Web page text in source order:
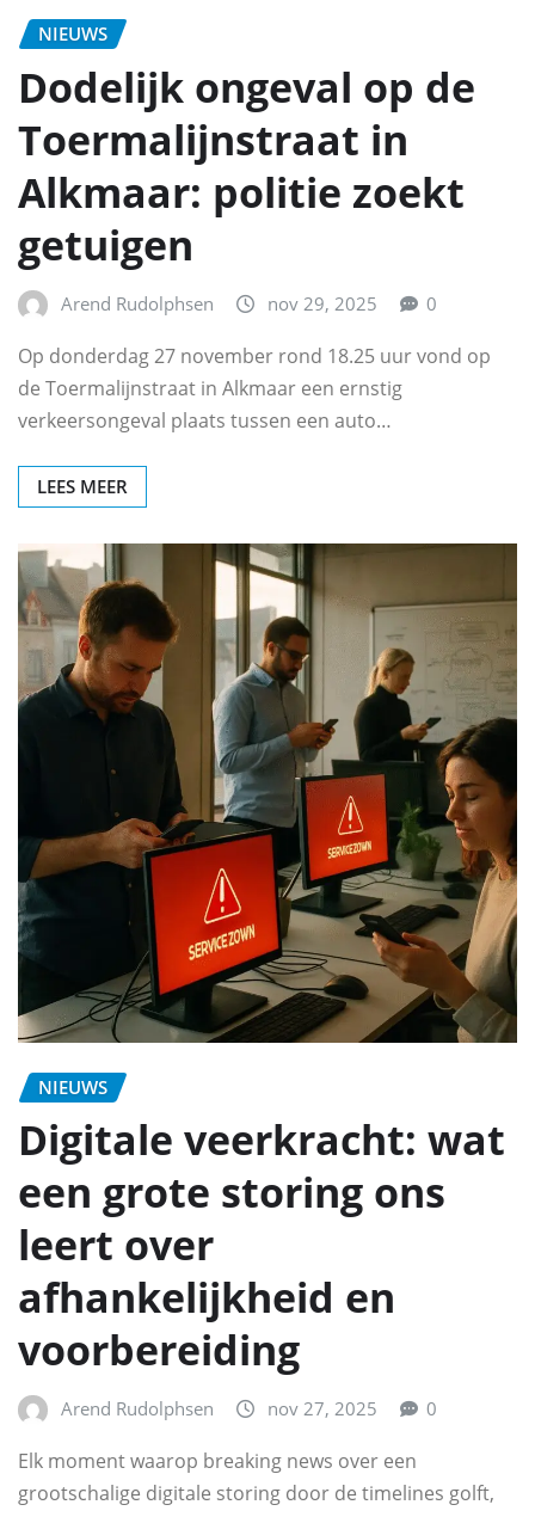
NIEUWS
Dodelijk ongeval op de
Toermalijnstraat in
Alkmaar: politie zoekt
getuigen
Arend Rudolphsen nov 29, 2025 0
Op donderdag 27 november rond 18.25 uur vond op
de Toermalijnstraat in Alkmaar een ernstig
verkeersongeval plaats tussen een auto…
LEES MEER
NIEUWS
Digitale veerkracht: wat
een grote storing ons
leert over
afhankelijkheid en
voorbereiding
Arend Rudolphsen nov 27, 2025 0
Elk moment waarop breaking news over een
grootschalige digitale storing door de timelines golft,